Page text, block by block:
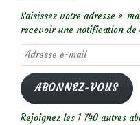
Saisissez votre adresse e-
recevoir une notification de
Adresse
e-
mail
ABONNEZ-VOUS
Rejoignez les 1 740 autres